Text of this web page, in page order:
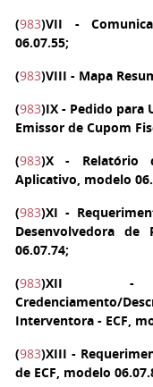
(983)VII -
06.07.55;
(983)VIII - Mapa
(983)IX - Pedido para
Emissor de Cupom
(983)X - Relatório
Aplicativo, modelo
(983)XI -
Desenvolvedora de
06.07.74;
(983)XII -
Credenciamento/
Interventora - ECF,
(983)XIII -
de ECF, modelo